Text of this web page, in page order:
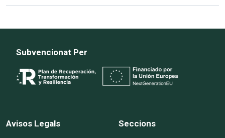
Subvencionat Per
Avisos Legals Seccions